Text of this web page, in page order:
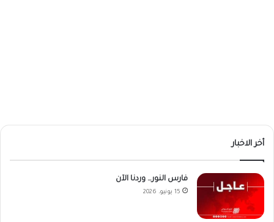
أخر الاخبار
فارس النور… وردنا الآن
15 يونيو، 2026